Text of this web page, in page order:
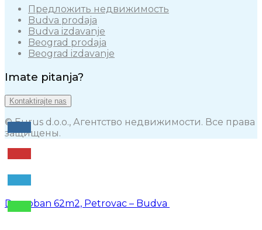
Предложить недвижимость
Budva prodaja
Budva izdavanje
Beograd prodaja
Beograd izdavanje
Imate pitanja?
Kontaktirajte nas
© Eurus d.o.o., Агентство недвижимости. Все права
защищены.
Dvosoban 62m2, Petrovac – Budva